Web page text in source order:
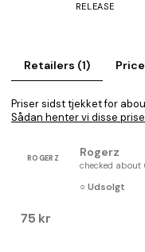
RELEASE
Retailers (1)
Priser sidst tjekket for
Sådan henter vi disse
ROGERZ Rogerz
checked about
○ Udsolgt
75 kr